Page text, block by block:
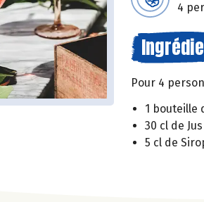
4
Pour 4
1 bouteille
30 cl de
5 cl de